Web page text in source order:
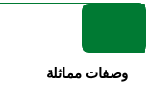
وصفات مماثلة